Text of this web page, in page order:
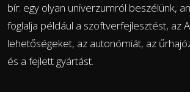
bír: egy olyan univerzumról beszélünk,
foglalja például a szoftverfejlesztést, az
lehetőségeket, az autonómiát, az
és a fejlett gyártást.